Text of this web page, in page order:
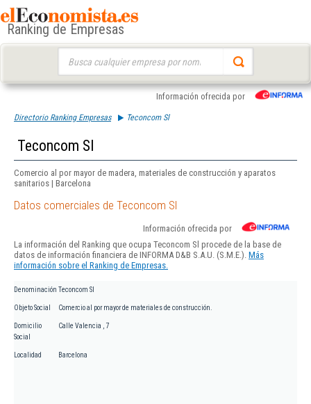
Ranking de Empresas
Información ofrecida por
Directorio Ranking Empresas Teconcom Sl
Teconcom Sl
Comercio al por mayor de madera, materiales de construcción y aparatos
sanitarios | Barcelona
Datos comerciales de Teconcom Sl
Información ofrecida por
La información del Ranking que ocupa Teconcom Sl procede de la base de
datos de información financiera de INFORMA D&B S.A.U. (S.M.E.). Más
información sobre el Ranking de Empresas.
Denominación Teconcom Sl
Objeto Social Comercio al por mayor de materiales de construcción.
Domicilio
Social
Calle Valencia , 7
Localidad Barcelona